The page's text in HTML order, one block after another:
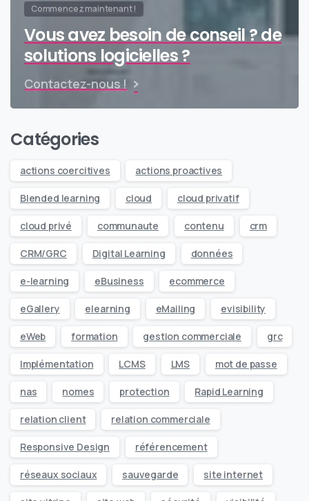
Commencez maintenant !
Vous avez besoin de conseil ? de
solutions logicielles ?
Contactez-nous !
Catégories
actions coercitives actions proactives
Blended learning cloud cloud privatif
cloud privé communaute contenu crm
CRM/GRC Digital Learning données
e-learning eBusiness ecommerce
eGallery elearning eMailing evisibility
eWeb formation gestion commerciale grc
Implémentation LCMS LMS mot de passe
nas nomes protection Rapid Learning
relation client relation commerciale
Responsive Design référencement
réseaux sociaux sauvegarde site internet